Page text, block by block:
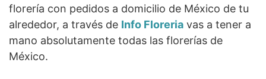
florería con pedidos a domicilio de México de tu
alrededor, a través de Info Floreria vas a tener a
mano absolutamente todas las florerías de
México.